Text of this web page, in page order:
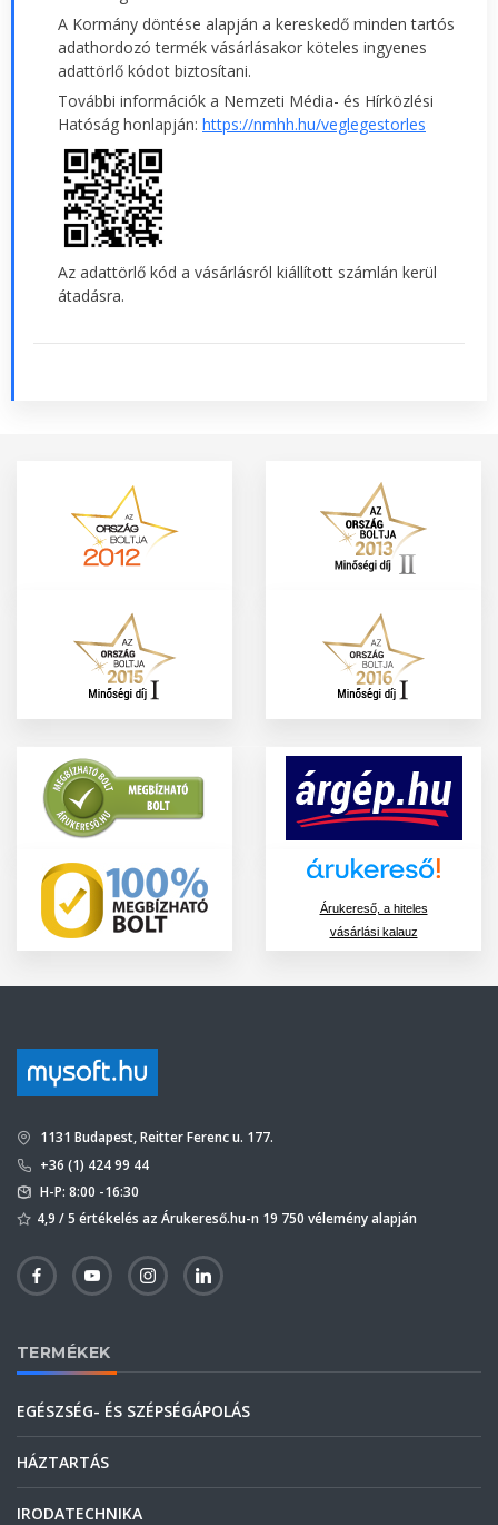
A Kormány döntése alapján a kereskedő minden tartós
adathordozó termék vásárlásakor köteles ingyenes
adattörlő kódot biztosítani.
További információk a Nemzeti Média- és Hírközlési
Hatóság honlapján: https://nmhh.hu/veglegestorles
Az adattörlő kód a vásárlásról kiállított számlán kerül
átadásra.
Árukereső, a hiteles
vásárlási kalauz
1131 Budapest, Reitter Ferenc u. 177.
+36 (1) 424 99 44
H-P: 8:00 -16:30
4,9 / 5 értékelés az Árukereső.hu-n 19 750 vélemény alapján
TERMÉKEK
EGÉSZSÉG- ÉS SZÉPSÉGÁPOLÁS
HÁZTARTÁS
IRODATECHNIKA